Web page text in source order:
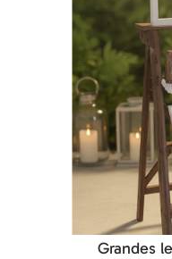
Grandes